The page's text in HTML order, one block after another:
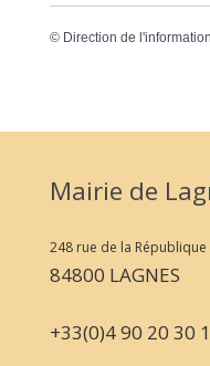
© Direction de
Mairie de
248 rue de la République
84800 LAGNES
+33(0)4 90 20 30